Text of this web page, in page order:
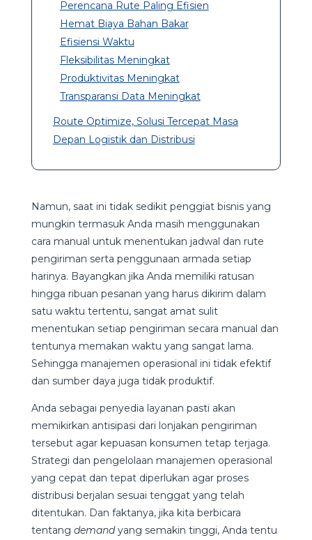
Perencana Rute Paling Efisien
Hemat Biaya Bahan Bakar
Efisiensi Waktu
Fleksibilitas Meningkat
Produktivitas Meningkat
Transparansi Data Meningkat
Route Optimize, Solusi Tercepat Masa
Depan Logistik dan Distribusi
Namun, saat ini tidak sedikit penggiat bisnis yang
mungkin termasuk Anda masih menggunakan
cara manual untuk menentukan jadwal dan rute
pengiriman serta penggunaan armada setiap
harinya. Bayangkan jika Anda memiliki ratusan
hingga ribuan pesanan yang harus dikirim dalam
satu waktu tertentu, sangat amat sulit
menentukan setiap pengiriman secara manual dan
tentunya memakan waktu yang sangat lama.
Sehingga manajemen operasional ini tidak efektif
dan sumber daya juga tidak produktif.
Anda sebagai penyedia layanan pasti akan
memikirkan antisipasi dari lonjakan pengiriman
tersebut agar kepuasan konsumen tetap terjaga.
Strategi dan pengelolaan manajemen operasional
yang cepat dan tepat diperlukan agar proses
distribusi berjalan sesuai tenggat yang telah
ditentukan. Dan faktanya, jika kita berbicara
tentang demandyang semakin tinggi, Anda tentu